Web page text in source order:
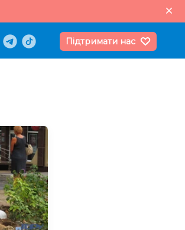
Підтримати нас